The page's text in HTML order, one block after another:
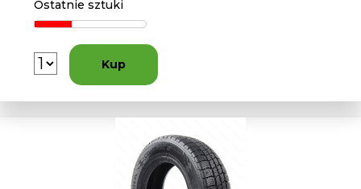
Ostatnie sztuki
Kup